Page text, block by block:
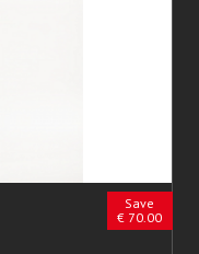
Save
€ 70.00